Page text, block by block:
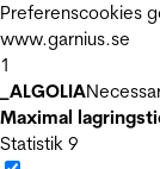
Preferenscookies
www.garnius.se
1
_ALGOLIA
Maximal
Statistik 9